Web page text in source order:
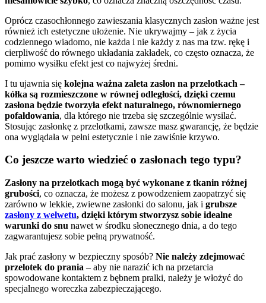
Oprócz czasochłonnego zawieszania klasycznych zasłon ważne jest
również ich estetyczne ułożenie. Nie ukrywajmy – jak z życia
codziennego wiadomo, nie każda i nie każdy z nas ma tzw. rękę i
cierpliwość do równego układania zakładek, co często oznacza, że
pomimo wysiłku efekt jest co najwyżej średni.
I tu ujawnia się kolejna ważna zaleta zasłon na przelotkach –
kółka są rozmieszczone w równej odległości, dzięki czemu
zasłona będzie tworzyła efekt naturalnego, równomiernego
pofałdowania, dla którego nie trzeba się szczególnie wysilać.
Stosując zasłonkę z przelotkami, zawsze masz gwarancję, że będzie
ona wyglądała w pełni estetycznie i nie zawiśnie krzywo.
Co jeszcze warto wiedzieć o zasłonach tego typu?
Zasłony na przelotkach mogą być wykonane z tkanin różnej
grubości, co oznacza, że możesz z powodzeniem zaopatrzyć się
zarówno w lekkie, zwiewne zasłonki do salonu, jak i grubsze
zasłony z welwetu, dzięki którym stworzysz sobie idealne
warunki do snu nawet w środku słonecznego dnia, a do tego
zagwarantujesz sobie pełną prywatność.
Jak prać zasłony w bezpieczny sposób? Nie należy zdejmować
przelotek do prania – aby nie narazić ich na przetarcia
spowodowane kontaktem z bębnem pralki, należy je włożyć do
specjalnego woreczka zabezpieczającego.